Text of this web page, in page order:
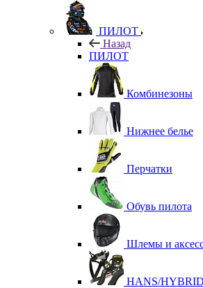
ПИЛОТ
Назад
ПИЛОТ
Комбинезоны
Нижнее белье
Перчатки
Обувь пилота
Шлемы и
HANS/HYBRID